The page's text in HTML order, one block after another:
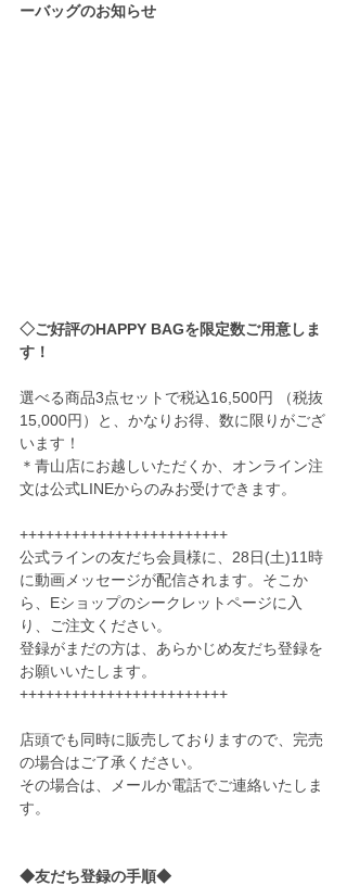
ーバッグのお知らせ
◇ご好評のHAPPY BAGを限定数ご用意しま
す！
選べる商品3点セットで税込16,500円 （税抜
15,000円）と、かなりお得、数に限りがござ
います！
＊青山店にお越しいただくか、オンライン注
文は公式LINEからのみお受けできます。
++++++++++++++++++++++++
公式ラインの友だち会員様に、28日(土)11時
に動画メッセージが配信されます。そこか
ら、Eショップのシークレットページに入
り、ご注文ください。
登録がまだの方は、あらかじめ友だち登録を
お願いいたします。
++++++++++++++++++++++++
店頭でも同時に販売しておりますので、完売
の場合はご了承ください。
その場合は、メールか電話でご連絡いたしま
す。
◆友だち登録の手順◆